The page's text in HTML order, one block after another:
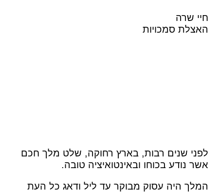
חיי שרה
האצלת סמכויות
לפני שנים רבות, בארץ רחוקה, שלט מלך חכם
אשר נודע בכוחו ובאינטואיציה טובה.
המלך היה עסוק מבוקר עד ליל ודאג כל העת